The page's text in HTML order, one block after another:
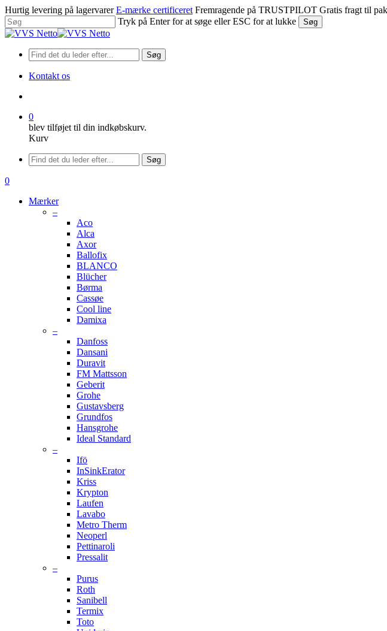
Spring
til
hovedindhold
Hurtig levering på lagervarer E-mærke certificeret Fremragende på TRUSTPILOT Gratis fragt til
Tryk på Enter for at søge eller ESC for at lukke
Søg
Luk
Søg
Kontakt os
0
blev tilføjet til din indkøbskurv.
Kurv
Menu
Søg
søge
0
Mærker
–
Aco
Alca
Axor
Ballofix
BLANCO
Blücher
Børma
Cassøe
Cool line
Damixa
–
Danfoss
Dansani
Duravit
FM Mattsson
Geberit
Grohe
Gustavsberg
Grundfos
Hansgrohe
Ideal Standard
–
Ifö
InSinkErator
Kriss
Krypton
Laufen
Lavabo
Metro Therm
Neoperl
Pettinaroli
Pressalit
–
Purus
Roth
Sanibell
Termix
Toto